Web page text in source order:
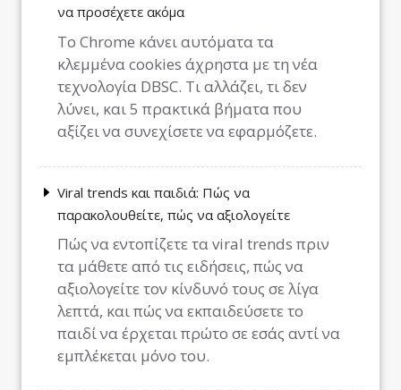
να προσέχετε ακόμα
Το Chrome κάνει αυτόματα τα
κλεμμένα cookies άχρηστα με τη νέα
τεχνολογία DBSC. Τι αλλάζει, τι δεν
λύνει, και 5 πρακτικά βήματα που
αξίζει να συνεχίσετε να εφαρμόζετε.
Viral trends και παιδιά: Πώς να
παρακολουθείτε, πώς να αξιολογείτε
Πώς να εντοπίζετε τα viral trends πριν
τα μάθετε από τις ειδήσεις, πώς να
αξιολογείτε τον κίνδυνό τους σε λίγα
λεπτά, και πώς να εκπαιδεύσετε το
παιδί να έρχεται πρώτο σε εσάς αντί να
εμπλέκεται μόνο του.